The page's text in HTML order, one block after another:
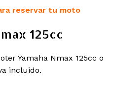
reservar tu moto
125cc
Yamaha Nmax 125cc o
incluido.